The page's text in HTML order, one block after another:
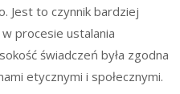
Jest to czynnik bardziej
procesie ustalania
świadczeń była zgodna
etycznymi i społecznymi.